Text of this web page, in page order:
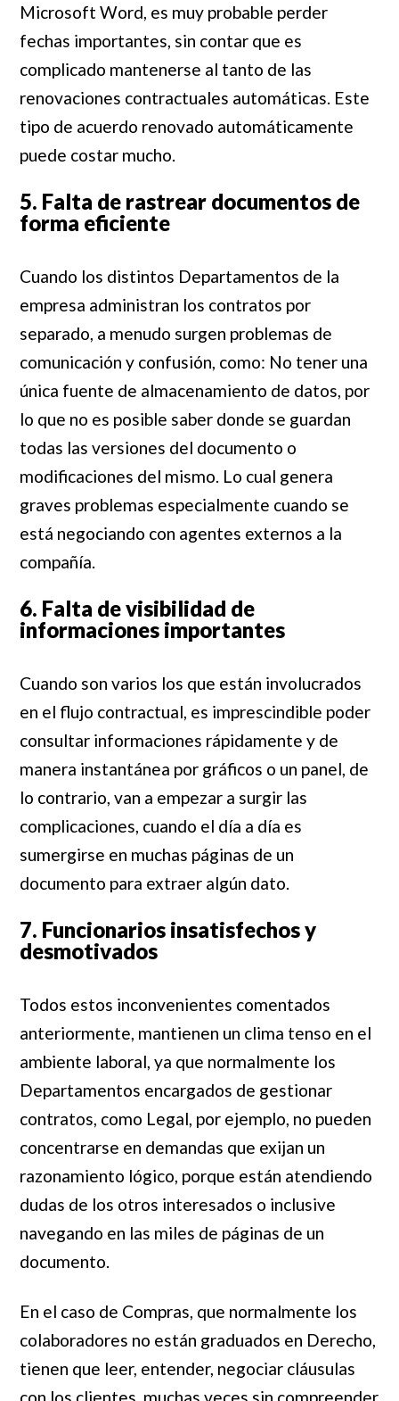
Microsoft Word, es muy probable perder
fechas importantes, sin contar que es
complicado mantenerse al tanto de las
renovaciones contractuales automáticas. Este
tipo de acuerdo renovado automáticamente
puede costar mucho.
5. Falta de rastrear documentos de
forma eficiente
Cuando los distintos Departamentos de la
empresa administran los contratos por
separado, a menudo surgen problemas de
comunicación y confusión, como: No tener una
única fuente de almacenamiento de datos, por
lo que no es posible saber donde se guardan
todas las versiones del documento o
modificaciones del mismo. Lo cual genera
graves problemas especialmente cuando se
está negociando con agentes externos a la
compañía.
6. Falta de visibilidad de
informaciones importantes
Cuando son varios los que están involucrados
en el flujo contractual, es imprescindible poder
consultar informaciones rápidamente y de
manera instantánea por gráficos o un panel, de
lo contrario, van a empezar a surgir las
complicaciones, cuando el día a día es
sumergirse en muchas páginas de un
documento para extraer algún dato.
7. Funcionarios insatisfechos y
desmotivados
Todos estos inconvenientes comentados
anteriormente, mantienen un clima tenso en el
ambiente laboral, ya que normalmente los
Departamentos encargados de gestionar
contratos, como Legal, por ejemplo, no pueden
concentrarse en demandas que exijan un
razonamiento lógico, porque están atendiendo
dudas de los otros interesados o inclusive
navegando en las miles de páginas de un
documento.
En el caso de Compras, que normalmente los
colaboradores no están graduados en Derecho,
tienen que leer, entender, negociar cláusulas